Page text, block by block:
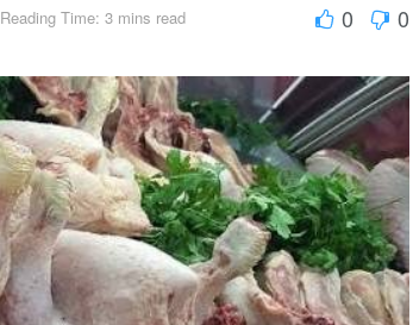
Reading Time: 3 mins read 0 0